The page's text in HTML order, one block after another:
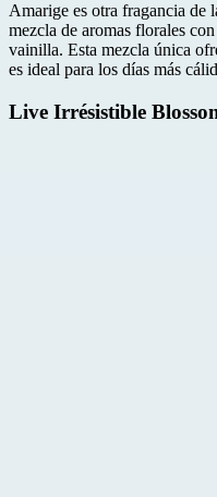
Amarige es otra fragancia de
mezcla de aromas florales
vainilla. Esta mezcla única
es ideal para los días más
Live Irrésistible